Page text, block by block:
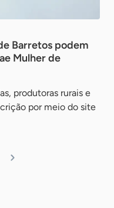
Barretos podem
Mulher de
produtoras rurais e
por meio do site